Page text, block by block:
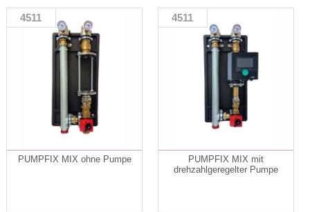
4511
PUMPFIX MIX ohne Pumpe
4511
PUMPFIX MIX mit
drehzahlgeregelter Pumpe